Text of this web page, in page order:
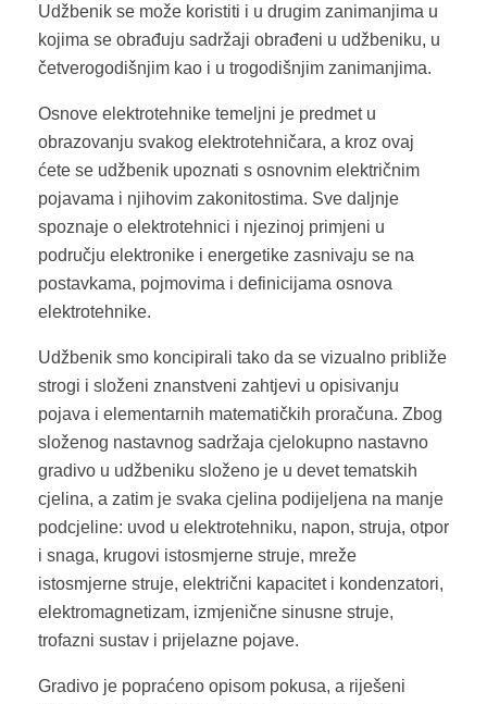
Udžbenik se može koristiti i u drugim zanimanjima u
kojima se obrađuju sadržaji obrađeni u udžbeniku, u
četverogodišnjim kao i u trogodišnjim zanimanjima.
Osnove elektrotehnike temeljni je predmet u
obrazovanju svakog elektrotehničara, a kroz ovaj
ćete se udžbenik upoznati s osnovnim električnim
pojavama i njihovim zakonitostima. Sve daljnje
spoznaje o elektrotehnici i njezinoj primjeni u
području elektronike i energetike zasnivaju se na
postavkama, pojmovima i definicijama osnova
elektrotehnike.
Udžbenik smo koncipirali tako da se vizualno približe
strogi i složeni znanstveni zahtjevi u opisivanju
pojava i elementarnih matematičkih proračuna. Zbog
složenog nastavnog sadržaja cjelokupno nastavno
gradivo u udžbeniku složeno je u devet tematskih
cjelina, a zatim je svaka cjelina podijeljena na manje
podcjeline: uvod u elektrotehniku, napon, struja, otpor
i snaga, krugovi istosmjerne struje, mreže
istosmjerne struje, električni kapacitet i kondenzatori,
elektromagnetizam, izmjenične sinusne struje,
trofazni sustav i prijelazne pojave.
Gradivo je popraćeno opisom pokusa, a riješeni